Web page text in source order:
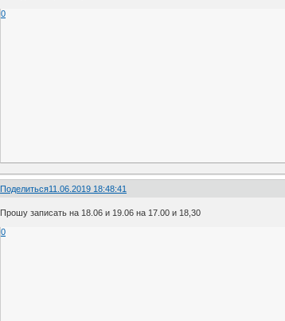
0
Поделиться11.06.2019 18:48:41
Прошу записать на 18.06 и 19.06 на 17.00 и 18,30
0